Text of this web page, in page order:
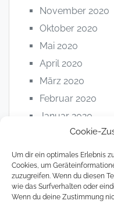
Cookie-
Um dir ein optimales Erlebnis
Cookies, um
zuzugreifen. Wenn du diesen
wie das Surfverhalten oder
Wenn du deine Zustimmung
November 2020
Oktober 2020
Mai 2020
April 2020
März 2020
Februar 2020
Januar 2020
Juli 2019
Juni 2019
Mai 2019
April 2019